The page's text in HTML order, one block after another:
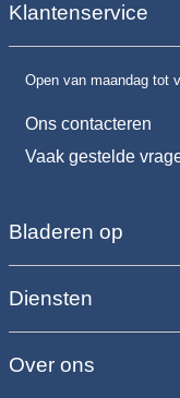
Klantenservice
Open van maandag tot
Ons contacteren
Vaak gestelde
Bladeren op
Diensten
Over ons